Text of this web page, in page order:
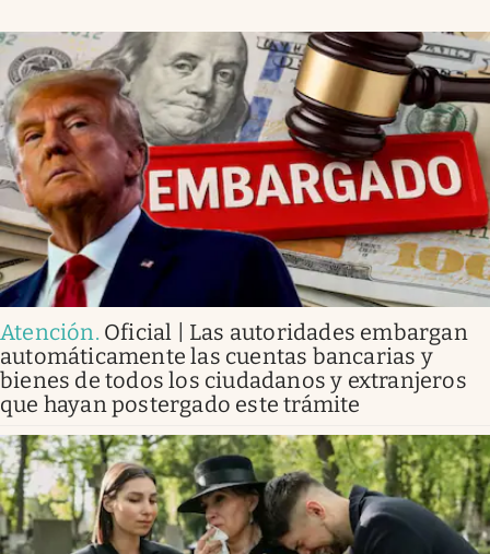
Atención. Oficial | Las autoridades embargan
automáticamente las cuentas bancarias y
bienes de todos los ciudadanos y extranjeros
que hayan postergado este trámite